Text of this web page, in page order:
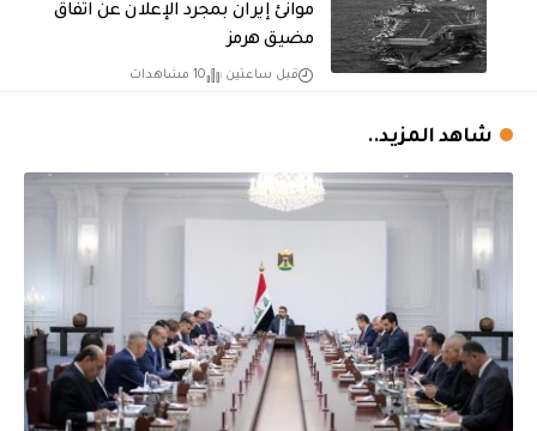
موانئ إيران بمجرد الإعلان عن اتفاق
مضيق هرمز
قبل ساعتين 10 مشاهدات
شاهد المزيد..